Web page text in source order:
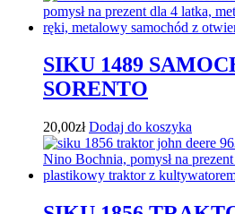
SIKU 1489
SORENTO
20,00zł Dodaj do koszyka